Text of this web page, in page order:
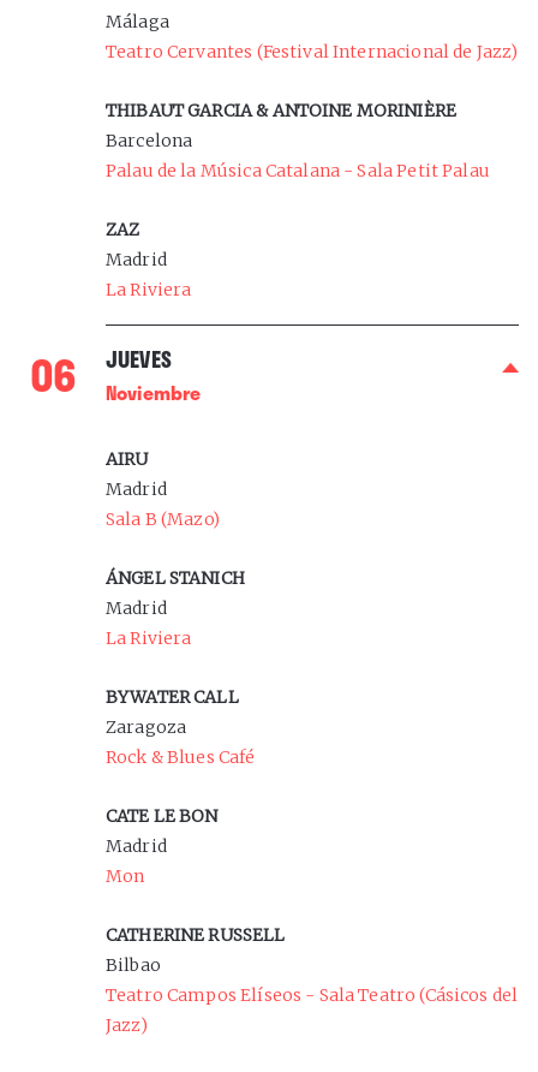
Málaga
Teatro Cervantes (Festival Internacional de Jazz)
THIBAUT GARCIA & ANTOINE MORINIÈRE
Barcelona
Palau de la Música Catalana - Sala Petit Palau
ZAZ
Madrid
La Riviera
06 JUEVES
Noviembre
AIRU
Madrid
Sala B (Mazo)
ÁNGEL STANICH
Madrid
La Riviera
BYWATER CALL
Zaragoza
Rock & Blues Café
CATE LE BON
Madrid
Mon
CATHERINE RUSSELL
Bilbao
Teatro Campos Elíseos - Sala Teatro (Cásicos del
Jazz)